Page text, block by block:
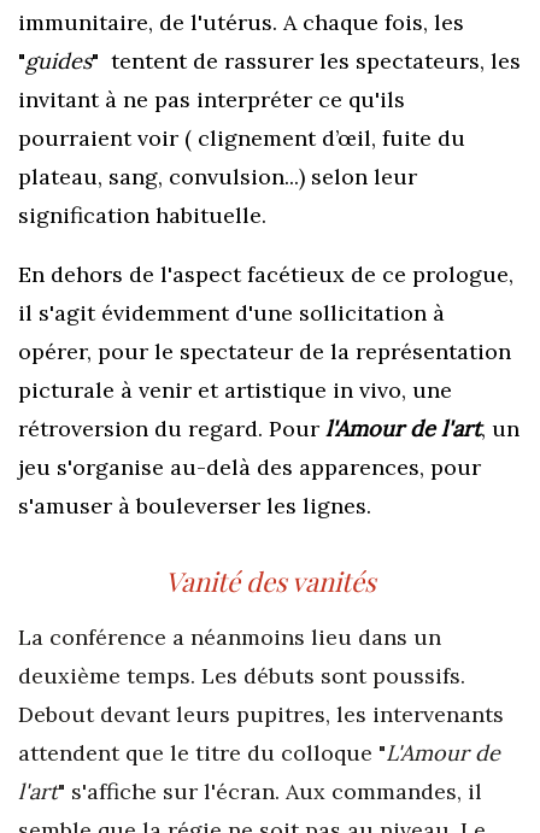
immunitaire, de l'utérus. A chaque fois, les
"guides" tentent de rassurer les spectateurs, les
invitant à ne pas interpréter ce qu'ils
pourraient voir ( clignement d’œil, fuite du
plateau, sang, convulsion...) selon leur
signification habituelle.
En dehors de l'aspect facétieux de ce prologue,
il s'agit évidemment d'une sollicitation à
opérer, pour le spectateur de la représentation
picturale à venir et artistique in vivo, une
rétroversion du regard. Pour l'Amour de l'art, un
jeu s'organise au-delà des apparences, pour
s'amuser à bouleverser les lignes.
Vanité des vanités
La conférence a néanmoins lieu dans un
deuxième temps. Les débuts sont poussifs.
Debout devant leurs pupitres, les intervenants
attendent que le titre du colloque "L'Amour de
l'art" s'affiche sur l'écran. Aux commandes, il